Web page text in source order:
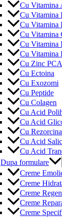
Cu Vitamina
Cu Vitamina
Cu Vitamina
Cu Vitamina
Cu Vitamina
Cu Vitamina
Cu Zinc PCA
Cu Ectoina
Cu Exozomi
Cu Peptide
Cu Colagen
Cu Acid
Cu Acid
Cu
Cu Acid
Cu Acid
Dupa formulare
Creme
Creme
Creme
Creme
Creme